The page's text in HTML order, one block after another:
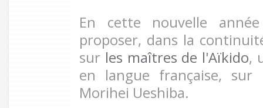
En cette nouvelle
proposer, dans la
sur les maîtres de l'Aïkido,
en langue française,
Morihei Ueshiba.